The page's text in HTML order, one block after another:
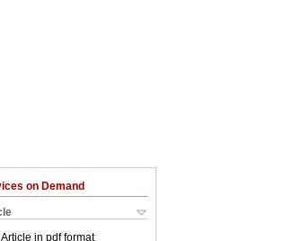
on Demand
Article in pdf format